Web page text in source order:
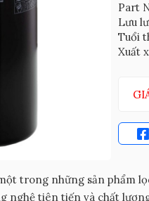
Part
Lưu
Tuổi
Xuất
trong những sản phẩm
nghệ tiên tiến và chất